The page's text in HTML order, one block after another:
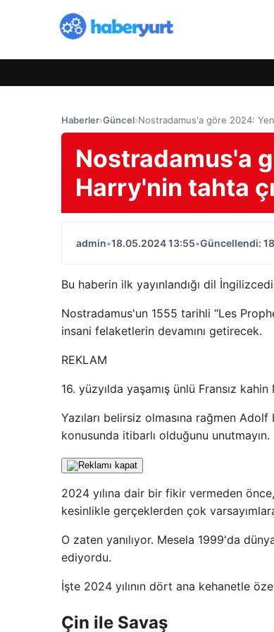
Haberler›Güncel›Nostradamus'a göre 2024:
Nostradamus'a
Harry'nin tahta
admin•18.05.2024 13:55•Güncellendi:
Bu haberin ilk yayınlandığı dil
Nostradamus'un 1555 tarihli “Les
insani felaketlerin devamını getirecek.
REKLAM
16. yüzyılda yaşamış ünlü Fransız
Yazıları belirsiz olmasına rağmen
konusunda itibarlı olduğunu unutmayın.
2024 yılına dair bir fikir vermeden
kesinlikle gerçeklerden çok
O zaten yanılıyor. Mesela 1999'da
ediyordu.
İşte 2024 yılının dört ana kehanetle
Çin ile Savaş